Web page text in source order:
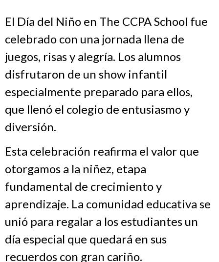
El Día del Niño en The CCPA School fue
celebrado con una jornada llena de
juegos, risas y alegría. Los alumnos
disfrutaron de un show infantil
especialmente preparado para ellos,
que llenó el colegio de entusiasmo y
diversión.
Esta celebración reafirma el valor que
otorgamos a la niñez, etapa
fundamental de crecimiento y
aprendizaje. La comunidad educativa se
unió para regalar a los estudiantes un
día especial que quedará en sus
recuerdos con gran cariño.